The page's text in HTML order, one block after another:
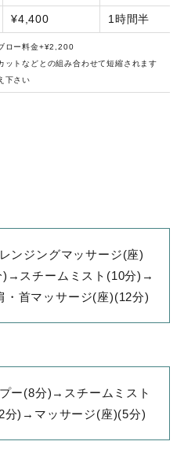
¥4,400 1時間半
ロー料金+¥2,200
トなどとの組み合わせて短縮されます
下さい
ンジングマッサージ(座)
スチームミスト(10分)→
首マッサージ(座)(12分)
ー(8分)→スチームミスト
)→マッサージ(座)(5分)